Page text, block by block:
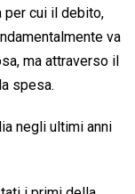
per cui il debito,
va
ma attraverso il
spesa.
negli ultimi anni